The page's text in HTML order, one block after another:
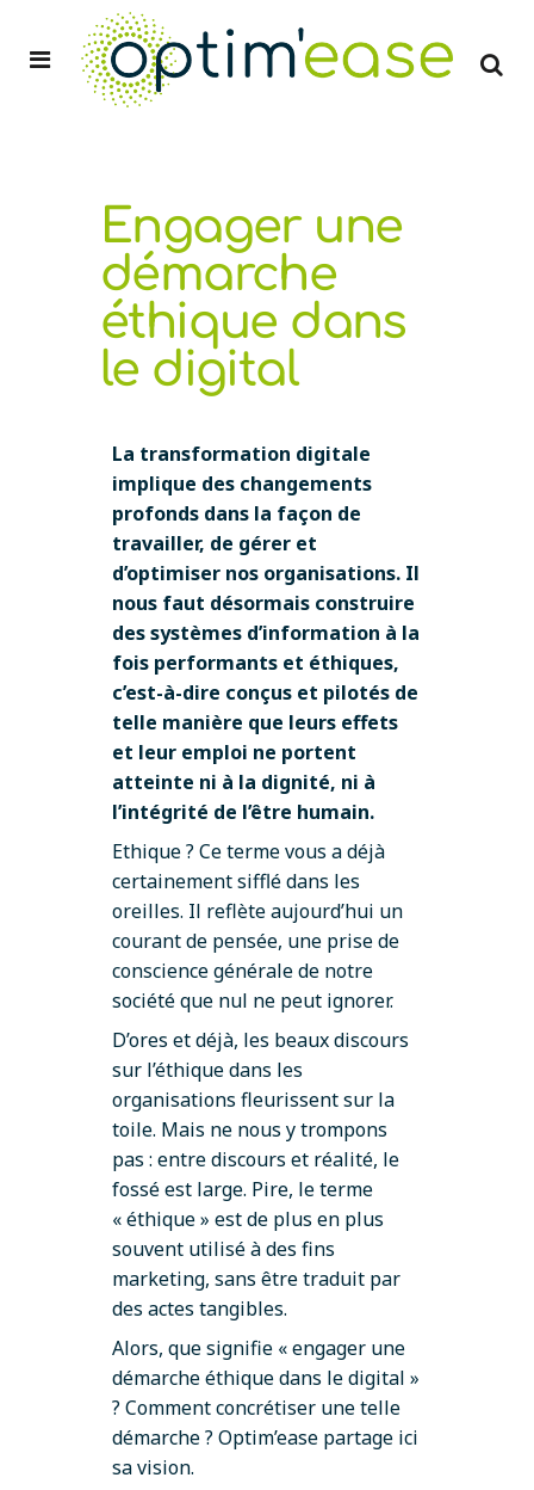
Engager une
démarche
éthique dans
le digital
La transformation digitale
implique des changements
profonds dans la façon de
travailler, de gérer et
d’optimiser nos organisations. Il
nous faut désormais construire
des systèmes d’information à la
fois performants et éthiques,
c’est-à-dire conçus et pilotés de
telle manière que leurs effets
et leur emploi ne portent
atteinte ni à la dignité, ni à
l’intégrité de l’être humain.
Ethique ? Ce terme vous a déjà
certainement sifflé dans les
oreilles. Il reflète aujourd’hui un
courant de pensée, une prise de
conscience générale de notre
société que nul ne peut ignorer.
D’ores et déjà, les beaux discours
sur l’éthique dans les
organisations fleurissent sur la
toile. Mais ne nous y trompons
pas : entre discours et réalité, le
fossé est large. Pire, le terme
« éthique » est de plus en plus
souvent utilisé à des fins
marketing, sans être traduit par
des actes tangibles.
Alors, que signifie « engager une
démarche éthique dans le digital »
? Comment concrétiser une telle
démarche ? Optim’ease partage ici
sa vision.